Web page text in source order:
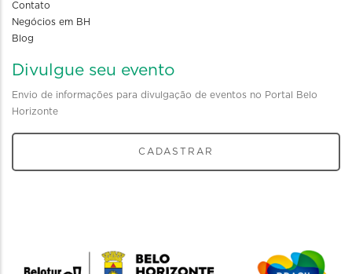
Contato
Negócios em BH
Blog
Divulgue seu evento
Envio de informações para divulgação de eventos no Portal Belo
Horizonte
CADASTRAR